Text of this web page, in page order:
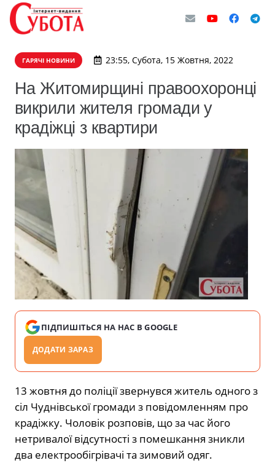
ГАРЯЧІ НОВИНИ 23:55, Субота, 15 Жовтня, 2022
На Житомирщині правоохоронці
викрили жителя громади у
крадіжці з квартири
ПІДПИШІТЬСЯ НА НАС В GOOGLE
ДОДАТИ ЗАРАЗ
13 жовтня до поліції звернувся житель одного з
сіл Чуднівської громади з повідомленням про
крадіжку. Чоловік розповів, що за час його
нетривалої відсутності з помешкання зникли
два електрообігрівачі та зимовий одяг.